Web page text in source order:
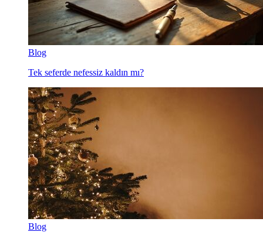
Blog
Tek seferde nefessiz kaldın mı?
Blog